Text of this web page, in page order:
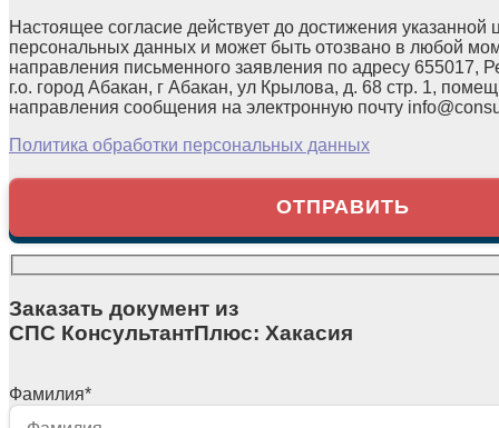
Настоящее согласие действует до достижения указанной
персональных данных и может быть отозвано в любой
направления письменного заявления по адресу 655017,
г.о. город Абакан, г Абакан, ул Крылова, д. 68 стр. 1,
направления сообщения на электронную почту
Политика обработки персональных данных
Заказать документ из
СПС КонсультантПлюс: Хакасия
Фамилия*